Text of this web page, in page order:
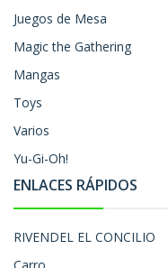
Juegos de Mesa
Magic the Gathering
Mangas
Toys
Varios
Yu-Gi-Oh!
ENLACES RÁPIDOS
RIVENDEL EL CONCILIO